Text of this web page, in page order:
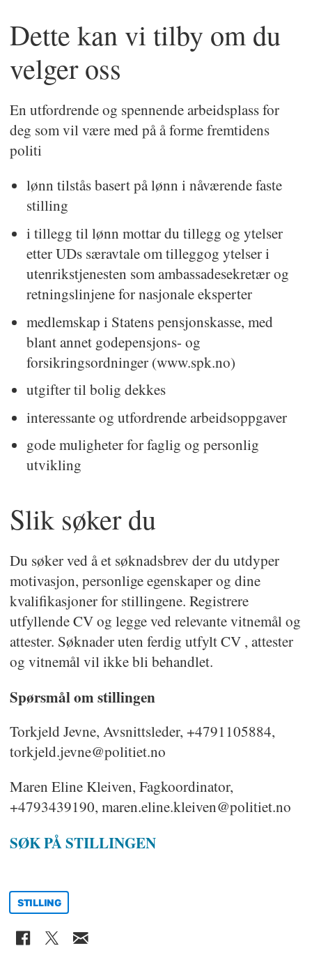
Dette kan vi tilby om du
velger oss
En utfordrende og spennende arbeidsplass for
deg som vil være med på å forme fremtidens
politi
lønn tilstås basert på lønn i nåværende faste
stilling
i tillegg til lønn mottar du tillegg og ytelser
etter UDs særavtale om tilleggog ytelser i
utenrikstjenesten som ambassadesekretær og
retningslinjene for nasjonale eksperter
medlemskap i Statens pensjonskasse, med
blant annet godepensjons- og
forsikringsordninger (www.spk.no)
utgifter til bolig dekkes
interessante og utfordrende arbeidsoppgaver
gode muligheter for faglig og personlig
utvikling
Slik søker du
Du søker ved å et søknadsbrev der du utdyper
motivasjon, personlige egenskaper og dine
kvalifikasjoner for stillingene. Registrere
utfyllende CV og legge ved relevante vitnemål og
attester. Søknader uten ferdig utfylt CV , attester
og vitnemål vil ikke bli behandlet.
Spørsmål om stillingen
Torkjeld Jevne, Avsnittsleder, +4791105884,
torkjeld.jevne@politiet.no
Maren Eline Kleiven, Fagkoordinator,
+4793439190, maren.eline.kleiven@politiet.no
SØK PÅ STILLINGEN
STILLING